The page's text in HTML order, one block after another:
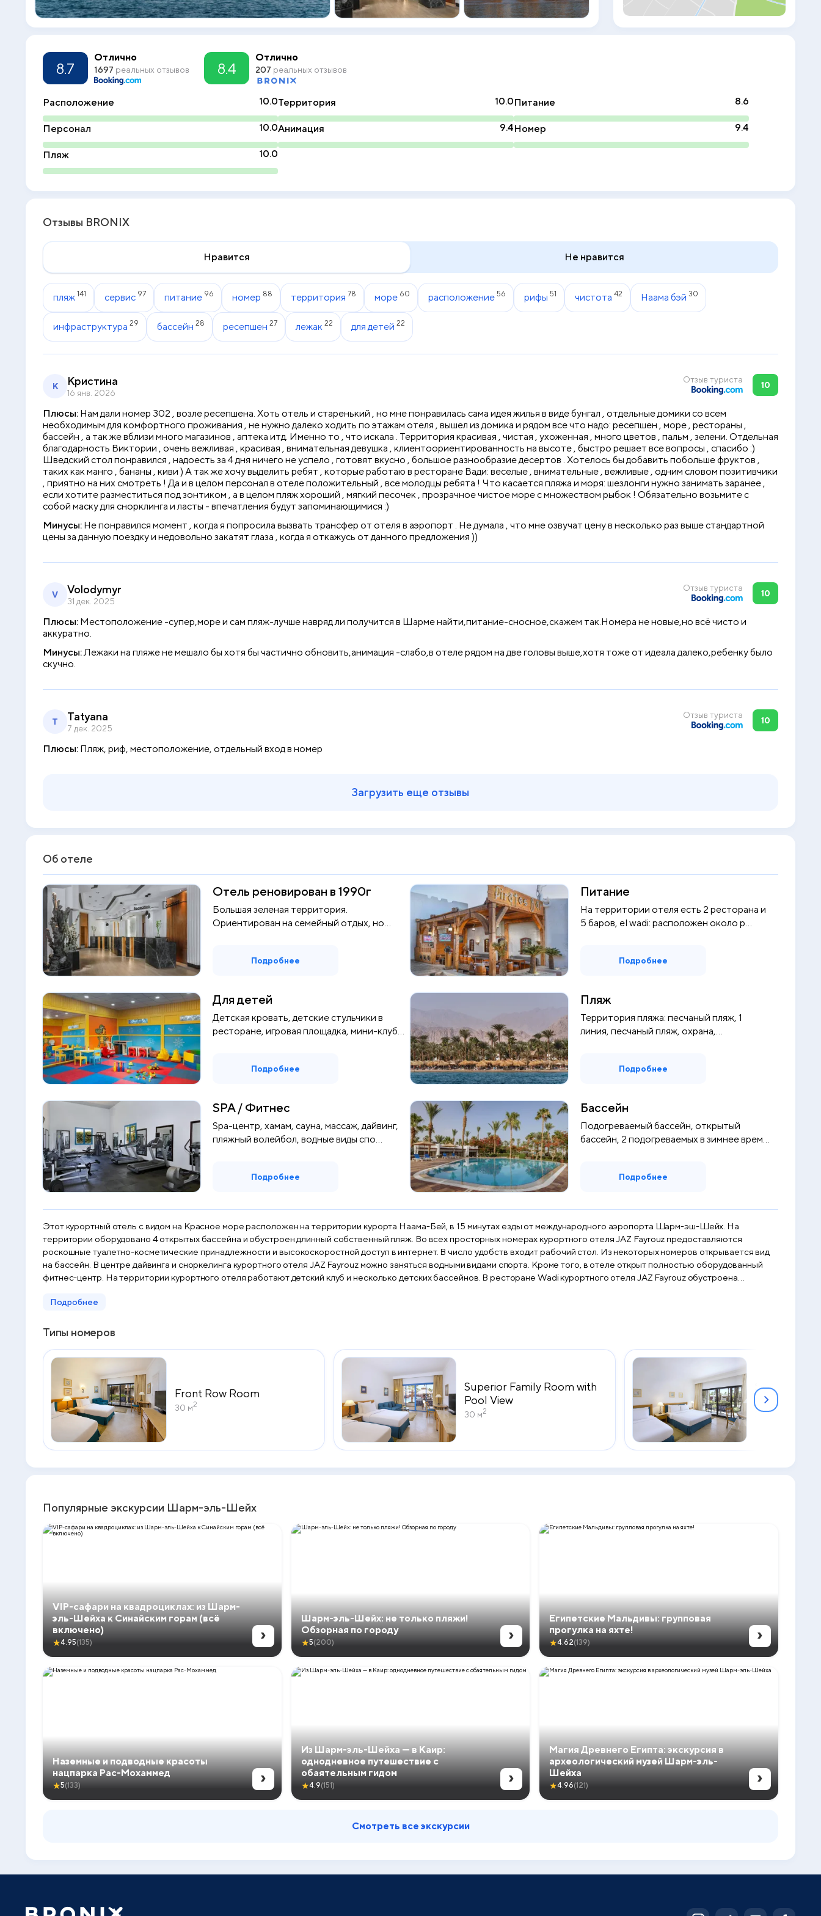
полностью оборудованный фитнес-
центр. На территории курортного отеля
работают детский клуб и несколько
воздухе предлагается обслуживание по
системе «шведский стол». Помимо этого,
к услугам гостей рестораны,
кухне и блюдах из морепродуктов. Центр
откроется в Египте в январе 2024 года.
8.7
Отлично
1697 реальных отзывов 8.4
Отлично
207 реальных отзывов
Расположение 10.0Территория 10.0Питание 8.6
Персонал 10.0Анимация 9.4Номер 9.4
Пляж 10.0
Отзывы BRONIX
Нравится Не нравится
пляж 141 сервис 97 питание 96 номер 88 территория 78 море 60 расположение 56 рифы 51 чистота 42 Наама бэй 30
инфраструктура 29 бассейн 28 ресепшен 27 лежак 22 для детей 22
К Кристина
16 янв. 2026
Отзыв туриста
10
Плюсы: Нам дали номер 302 , возле ресепшена. Хоть отель и старенький , но мне понравилась сама идея жилья в виде бунгал , отдельные домики со всем
необходимым для комфортного проживания , не нужно далеко ходить по этажам отеля , вышел из домика и рядом все что надо: ресепшен , море , рестораны ,
бассейн , а так же вблизи много магазинов , аптека итд. Именно то , что искала . Территория красивая , чистая , ухоженная , много цветов , пальм , зелени. Отдельная
благодарность Виктории , очень вежливая , красивая , внимательная девушка , клиентоориентированность на высоте , быстро решает все вопросы , спасибо :)
Шведский стол понравился , надоесть за 4 дня ничего не успело , готовят вкусно , большое разнообразие десертов . Хотелось бы добавить побольше фруктов ,
таких как манго , бананы , киви ) А так же хочу выделить ребят , которые работаю в ресторане Вади: веселые , внимательные , вежливые , одним словом позитивчики
, приятно на них смотреть ! Да и в целом персонал в отеле положительный , все молодцы ребята ! Что касается пляжа и моря: шезлонги нужно занимать заранее ,
если хотите разместиться под зонтиком , а в целом пляж хороший , мягкий песочек , прозрачное чистое море с множеством рыбок ! Обязательно возьмите с
собой маску для снорклинга и ласты - впечатления будут запоминающимися :)
Минусы: Не понравился момент , когда я попросила вызвать трансфер от отеля в аэропорт . Не думала , что мне озвучат цену в несколько раз выше стандартной
цены за данную поездку и недовольно закатят глаза , когда я откажусь от данного предложения ))
V Volodymyr
31 дек. 2025
Отзыв туриста
10
Плюсы: Местоположение -супер,море и сам пляж-лучше навряд ли получится в Шарме найти,питание-сносное,скажем так.Номера не новые,но всё чисто и
аккуратно.
Минусы:Лежаки на пляже не мешало бы хотя бы частично обновить,анимация -слабо,в отеле рядом на две головы выше,хотя тоже от идеала далеко,ребенку было
скучно.
T Tatyana
7 дек. 2025
Отзыв туриста
10
Плюсы: Пляж, риф, местоположение, отдельный вход в номер
Загрузить еще отзывы
Об отеле
Отель реновирован в 1990г
Большая зеленая территория.
Ориентирован на семейный отдых, но
Подробнее
Питание
На территории отеля есть 2 ресторана и
5 баров, el wadi: расположен около р...
Подробнее
Для детей
Детская кровать, детские стульчики в
ресторане, игровая площадка, мини-клуб...
Подробнее
Пляж
Территория пляжа: песчаный пляж, 1
линия, песчаный пляж, охрана,
Подробнее
SPA / Фитнес
Spa-центр, хамам, сауна, массаж, дайвинг,
пляжный волейбол, водные виды спо...
Подробнее
Бассейн
Подогреваемый бассейн, открытый
бассейн, 2 подогреваемых в зимнее время
Подробнее
Этот курортный отель с видом на Красное море расположен на территории курорта Наама-Бей, в 15 минутах езды от международного аэропорта Шарм-эш-Шейх. На
территории оборудовано 4 открытых бассейна и обустроен длинный собственный пляж. Во всех просторных номерах курортного отеля JAZ Fayrouz предоставляются
роскошные туалетно-косметические принадлежности и высокоскоростной доступ в интернет. В число удобств входит рабочий стол. Из некоторых номеров открывается вид
на бассейн. В центре дайвинга и сноркелинга курортного отеля JAZ Fayrouz можно заняться водными видами спорта. Кроме того, в отеле открыт полностью оборудованный
фитнес-центр. На территории курортного отеля работают детский клуб и несколько детских бассейнов. В ресторане Wadi курортного отеля JAZ Fayrouz обустроена
системе «шведский стол». Помимо этого, к услугам гостей рестораны, специализирующиеся на итальянской кухне и блюдах из морепродуктов. Центр курорта Наама-Бей
Подробнее
Типы номеров
Front Row Room
30 м2
Superior Family Room with
Pool View
30 м2
Superior
Garden View
30 м2
Популярные экскурсии Шарм-эль-Шейх
VIP-сафари на квадроциклах: из Шарм-
эль-Шейха к Синайским горам (всё
включено)
★4.95(135) ›
Шарм-эль-Шейх: не только пляжи!
Обзорная по городу
★5(200) ›
Египетские Мальдивы: групповая
прогулка на яхте!
★4.62(139) ›
Наземные и подводные красоты
нацпарка Рас-Мохаммед
★5(133) ›
Из Шарм-эль-Шейха — в Каир:
однодневное путешествие с
обаятельным гидом
★4.9(151) ›
Магия Древнего Египта: экскурсия в
археологический музей Шарм-эль-
Шейха
★4.96(121) ›
Смотреть все экскурсии